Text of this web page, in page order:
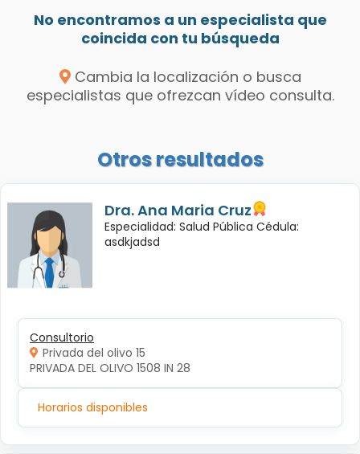
No encontramos a un especialista que
coincida con tu búsqueda
Cambia la localización o busca
especialistas que ofrezcan vídeo consulta.
Otros resultados
Dra. Ana Maria Cruz
Especialidad: Salud Pública Cédula:
asdkjadsd
Consultorio
Privada del olivo 15
PRIVADA DEL OLIVO 1508 IN 28
Horarios disponibles